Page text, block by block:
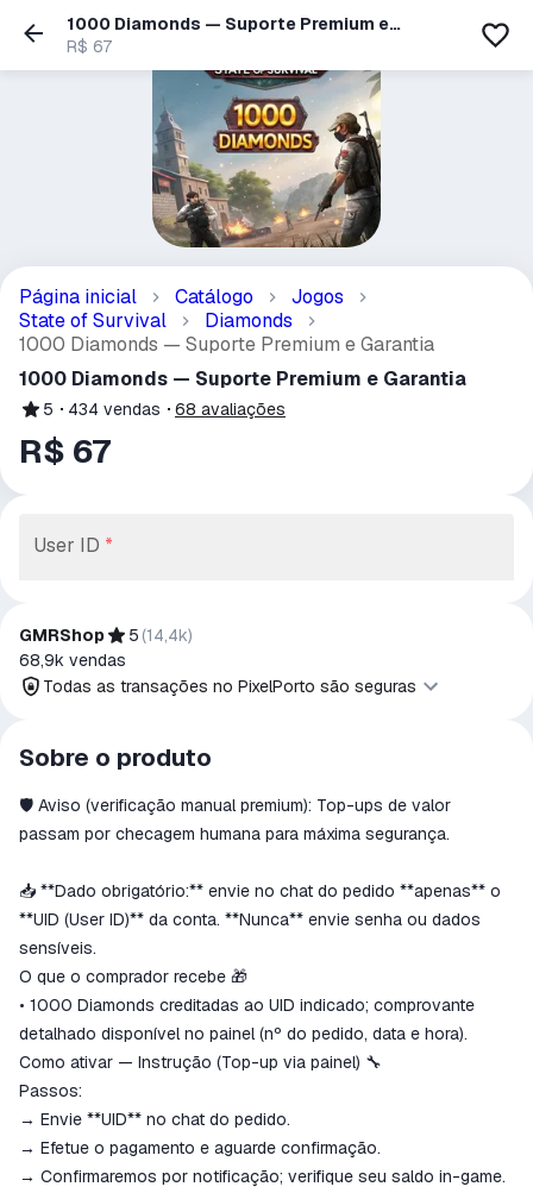
1000 Diamonds — Suporte Premium e
Garantia
R$ 67
Página inicial Catálogo
Jogos
State of Survival
Diamonds
1000 Diamonds — Suporte Premium e Garantia
1000 Diamonds — Suporte Premium e Garantia
5 434 vendas 68 avaliações
R$ 67
User ID *
GMRShop 5 (14,4k)
68,9k vendas
Todas as transações no PixelPorto são seguras
Todas as transações no PixelPorto são
seguras
O dinheiro é reservado na conta PixelPorto
Reembolsaremos o pagamento se o produto
descrição.
Sobre o produto
🛡️ Aviso (verificação manual premium): Top-ups de valor
passam por checagem humana para máxima segurança.
📥 **Dado obrigatório:** envie no chat do pedido **apenas** o
**UID (User ID)** da conta. **Nunca** envie senha ou dados
sensíveis.
O que o comprador recebe 🎁
• 1000 Diamonds creditadas ao UID indicado; comprovante
detalhado disponível no painel (nº do pedido, data e hora).
Como ativar — Instrução (Top-up via painel) 🔧
Passos:
→ Envie **UID** no chat do pedido.
→ Efetue o pagamento e aguarde confirmação.
→ Confirmaremos por notificação; verifique seu saldo in-game.